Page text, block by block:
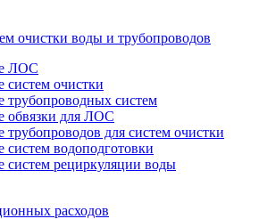
очистки воды и трубопроводов
ЛОС
систем очистки
трубопроводных систем
обвязки для ЛОС
трубопроводов для систем очистки
систем водоподготовки
систем рециркуляции воды
расходов